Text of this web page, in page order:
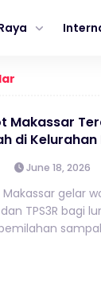
Makassar
di
June 18, 2026
gelar
TPS3R bagi